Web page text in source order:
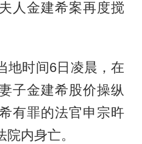
人金建希案再度搅
地时间6日凌晨，在
子金建希股价操纵
有罪的法官申宗旿
内身亡。